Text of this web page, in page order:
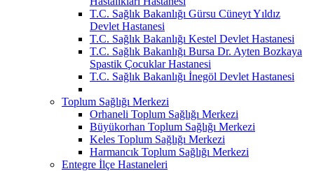
T.C. Sağlık Bakanlığı Gürsu Cüneyt Yıldız
Devlet Hastanesi
T.C. Sağlık Bakanlığı Kestel Devlet Hastanesi
T.C. Sağlık Bakanlığı Bursa Dr. Ayten Bozkaya
Spastik Çocuklar Hastanesi
T.C. Sağlık Bakanlığı İnegöl Devlet Hastanesi
Toplum Sağlığı Merkezi
Orhaneli Toplum Sağlığı Merkezi
Büyükorhan Toplum Sağlığı Merkezi
Keles Toplum Sağlığı Merkezi
Harmancık Toplum Sağlığı Merkezi
Entegre İlçe Hastaneleri